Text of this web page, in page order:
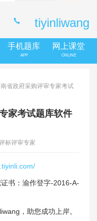
tiyinliwang
手机题库
APP
网上课堂
ONLINE
省政府采购评审专家考试
家考试题库软件
标评审专家
书：渝作登字-2016-A-
，助您成功上岸。